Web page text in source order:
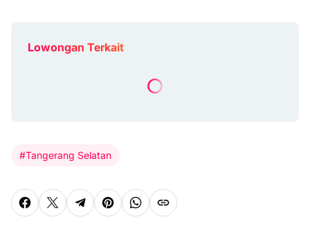
Lowongan Terkait
#Tangerang Selatan